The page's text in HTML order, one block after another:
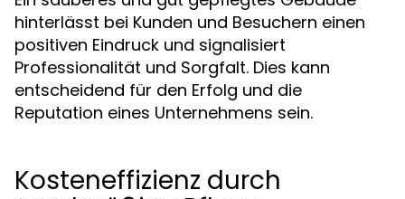
hinterlässt bei Kunden und Besuchern einen
positiven Eindruck und signalisiert
Professionalität und Sorgfalt. Dies kann
entscheidend für den Erfolg und die
Reputation eines Unternehmens sein.
Kosteneffizienz durch